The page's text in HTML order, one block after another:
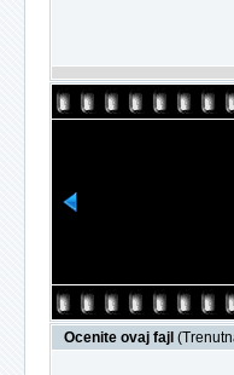
Ocenite ovaj fajl